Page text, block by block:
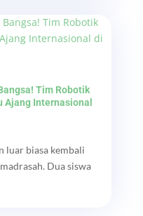
Tim Robotik
Ajang Internasional
luar biasa kembali
Dua siswa